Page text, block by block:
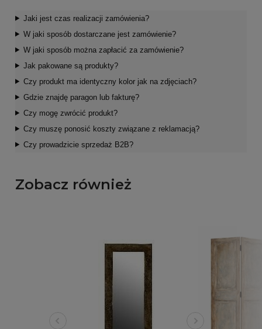
Jaki jest czas realizacji zamówienia?
W jaki sposób dostarczane jest zamówienie?
W jaki sposób można zapłacić za zamówienie?
Jak pakowane są produkty?
Czy produkt ma identyczny kolor jak na zdjęciach?
Gdzie znajdę paragon lub fakturę?
Czy mogę zwrócić produkt?
Czy muszę ponosić koszty związane z reklamacją?
Czy prowadzicie sprzedaż B2B?
Zobacz również